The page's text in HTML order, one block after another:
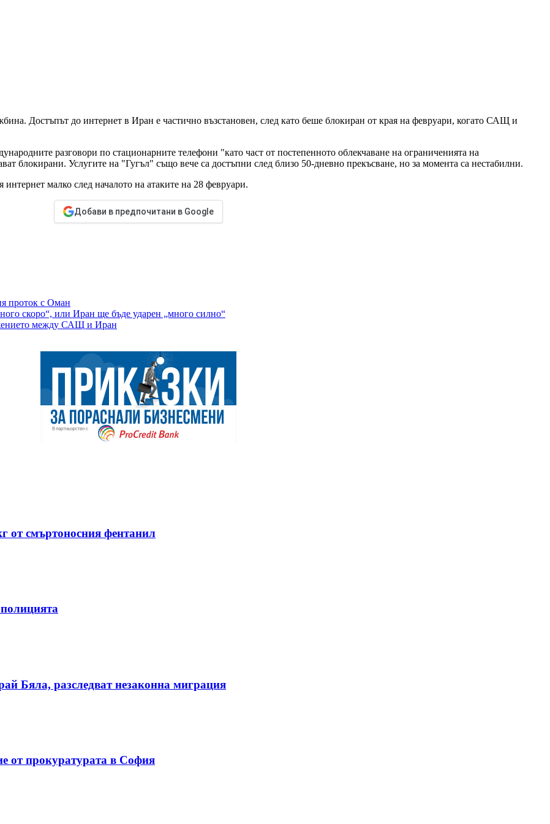
Достъпът до интернет в Иран е частично възстановен, след като беше блокиран от края на февруари, когато САЩ и
разговори по стационарните телефони "като част от постепенното облекчаване на ограниченията на
блокирани. Услугите на "Гугъл" също вече са достъпни след близо 50-дневно прекъсване, но за момента са нестабилни.
малко след началото на атаките на 28 февруари.
Добави в предпочитани в Google
проток с Оман
скоро“, или Иран ще бъде ударен „много силно“
между САЩ и Иран
от смъртоносния фентанил
Бяла, разследват незаконна миграция
от прокуратурата в София